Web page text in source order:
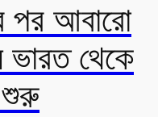
পর আবারো
ভারত থেকে
শুরু